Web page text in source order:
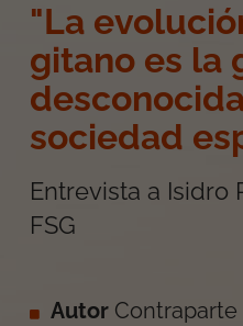
"La
gitano es la
sociedad
Entrevista a Isidro
FSG
Autor Contraparte